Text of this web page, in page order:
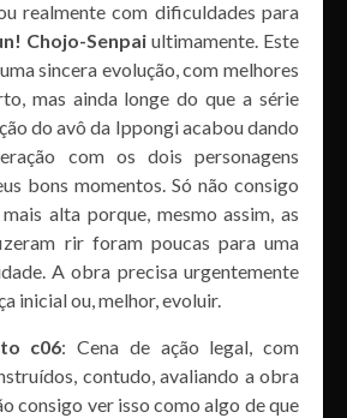
realmente com dificuldades para
Chojo-Senpai ultimamente. Este
sincera evolução, com melhores
mas ainda longe do que a série
do avô da Ippongi acabou dando
com os dois personagens
bons momentos. Só não consigo
alta porque, mesmo assim, as
rir foram poucas para uma
A obra precisa urgentemente
inicial ou, melhor, evoluir.
c06: Cena de ação legal, com
contudo, avaliando a obra
consigo ver isso como algo de que